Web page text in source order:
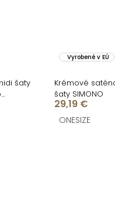
šaty
Vyrobené v EÚ
Krémové
šaty SIMONO
29,19 €
ONESIZE